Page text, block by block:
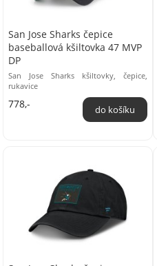
San Jose Sharks čepice
baseballová kšiltovka 47 MVP
DP
San Jose Sharks kšiltovky, čepice,
rukavice
778,-